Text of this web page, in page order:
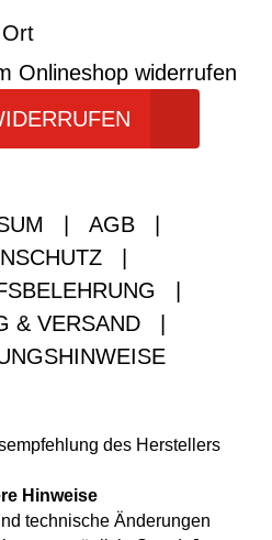
Onlineshop widerrufen
AGB
& VERSAND
des Herstellers
Hinweise
technische Änderungen